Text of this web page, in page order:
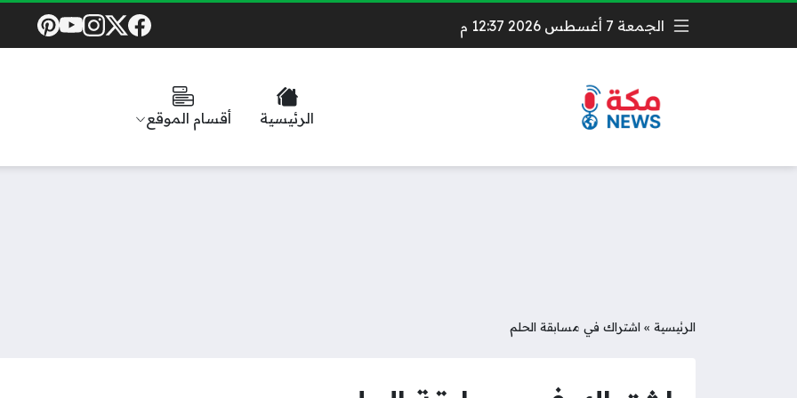
الجمعة 7 أغسطس 2026 12:37 م
Social Links
الرئيسية أقسام الموقع
الرئيسية » اشتراك في مسابقة الحلم